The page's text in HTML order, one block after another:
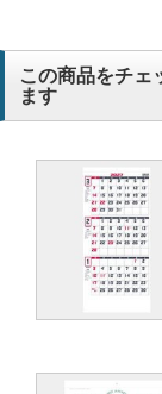
この商品をチェ
ます